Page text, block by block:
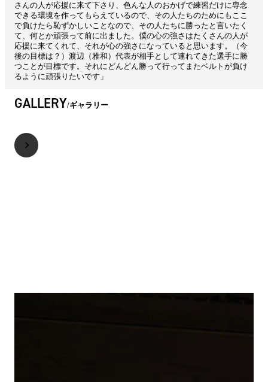
さんの人が応援に来て下さり、色んな人のおかげで練習だけに専念
できる環境を作ってもらえているので、その人たちのためにもここ
で負けたら恥ずかしいことなので、その人たちに勝ったと言いたく
て、何とか頑張って前に出ました。僕の心の強さはたくさんの人が
応援に来てくれて、それが心の強さになっていると思います。（今
後の目標は？）渡辺（雅和）代表が相手として連れてきた選手に勝
つことが目標です。それにどんどん勝って行ってまたベルトが負け
るように頑張りたいです」
GALLERY ギャラリー